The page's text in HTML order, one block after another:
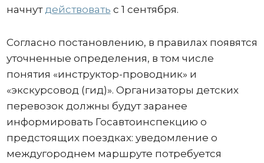
начнутдействовать с 1 сентября.
Согласно постановлению, в правилах появятся
уточненные определения, в том числе
понятия «инструктор-проводник» и
«экскурсовод (гид)». Организаторы детских
перевозок должны будут заранее
информировать Госавтоинспекцию о
предстоящих поездках: уведомление о
междугороднем маршруте потребуется